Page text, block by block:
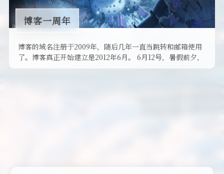
博客一周年
博客的域名注册于2009年，随后几年一直当跳转和邮箱使用
了。博客真正开始建立是2012年6月。 6月12号，暑假前夕，